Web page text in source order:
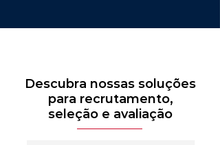
Descubra nossas soluções
para recrutamento,
seleção e avaliação